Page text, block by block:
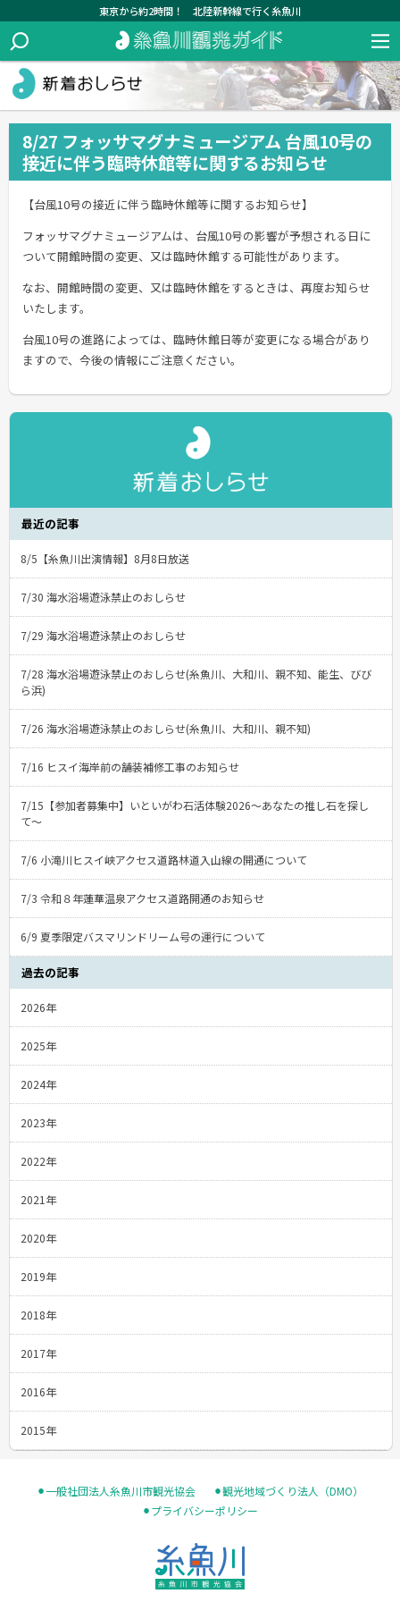
東京から約2時間！ 北陸新幹線で行く糸魚川
8/27 フォッサマグナミュージアム 台風10号の
接近に伴う臨時休館等に関するお知らせ
【台風10号の接近に伴う臨時休館等に関するお知らせ】
フォッサマグナミュージアムは、台風10号の影響が予想される日に
ついて開館時間の変更、又は臨時休館する可能性があります。
なお、開館時間の変更、又は臨時休館をするときは、再度お知らせ
いたします。
台風10号の進路によっては、臨時休館日等が変更になる場合があり
ますので、今後の情報にご注意ください。
最近の記事
8/5【糸魚川出演情報】8月8日放送
7/30 海水浴場遊泳禁止のおしらせ
7/29 海水浴場遊泳禁止のおしらせ
7/28 海水浴場遊泳禁止のおしらせ(糸魚川、大和川、親不知、能生、びび
ら浜)
7/26 海水浴場遊泳禁止のおしらせ(糸魚川、大和川、親不知)
7/16 ヒスイ海岸前の舗装補修工事のお知らせ
7/15【参加者募集中】いといがわ石活体験2026〜あなたの推し石を探し
て〜
7/6 小滝川ヒスイ峡アクセス道路林道入山線の開通について
7/3 令和８年蓮華温泉アクセス道路開通のお知らせ
6/9 夏季限定バスマリンドリーム号の運行について
過去の記事
2026年
2025年
2024年
2023年
2022年
2021年
2020年
2019年
2018年
2017年
2016年
2015年
⚫︎一般社団法人糸魚川市観光協会
⚫︎観光地域づくり法人（DMO）
⚫︎プライバシーポリシー